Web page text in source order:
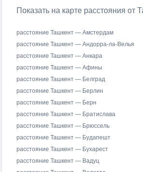
Показать на карте расстояния
расстояние Ташкент — Амстердам
расстояние Ташкент — Андорра-ла-Велья
расстояние Ташкент — Анкара
расстояние Ташкент — Афины
расстояние Ташкент — Белград
расстояние Ташкент — Берлин
расстояние Ташкент — Берн
расстояние Ташкент — Братислава
расстояние Ташкент — Брюссель
расстояние Ташкент — Будапешт
расстояние Ташкент — Бухарест
расстояние Ташкент — Вадуц